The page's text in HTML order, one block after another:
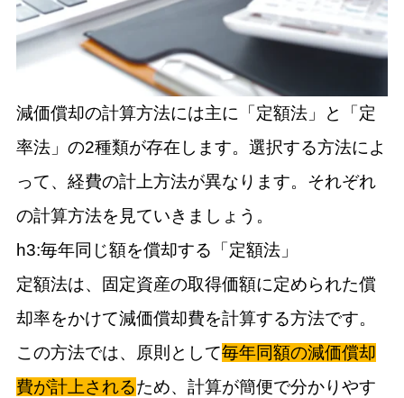
減価償却の計算方法には主に「定額法」と「定
率法」の2種類が存在します。選択する方法によ
って、経費の計上方法が異なります。それぞれ
の計算方法を見ていきましょう。
h3:毎年同じ額を償却する「定額法」
定額法は、固定資産の取得価額に定められた償
却率をかけて減価償却費を計算する方法です。
この方法では、原則として毎年同額の減価償却
費が計上されるため、計算が簡便で分かりやす